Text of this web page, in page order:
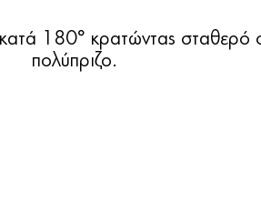
180° κρατώντας σταθερό
πολύπριζο.